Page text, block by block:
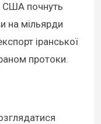
США почнуть
на мільярди
іранської
протоки.